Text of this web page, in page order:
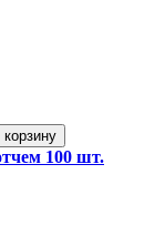
корзину
100 шт.